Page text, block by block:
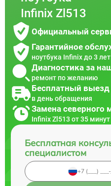
Infinix Zl513
Официальный
Гарантийное
ноутбука Infinix до 3 лет
Диагностика за
ремонт по желанию
Бесплатный выезд
в день обращения
Замена северного
Infinix Zl513 от 35 минут
Бесплатная
специалистом